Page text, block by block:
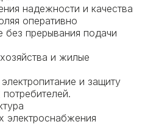
надежности и качества
оперативно
без прерывания подачи
и жилые
и защиту
электроснабжения